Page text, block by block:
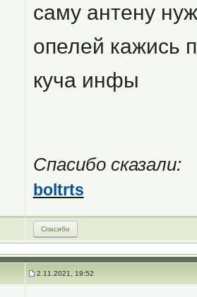
саму антену
опелей кажись
куча инфы
Спасибо сказали:
boltrts
Спасибо
2.11.2021, 19:52